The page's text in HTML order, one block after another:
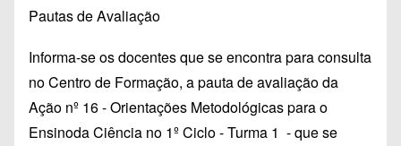
Pautas de Avaliação
Informa-se os docentes que se encontra para consulta
no Centro de Formação, a pauta de avaliação da
Ação nº 16 - Orientações Metodológicas para o
Ensinoda Ciência no 1º Ciclo - Turma 1 - que se